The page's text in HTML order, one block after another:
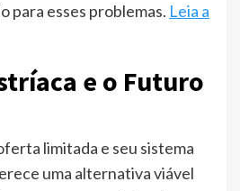
para esses problemas. Leia a
e o Futuro
limitada e seu sistema
uma alternativa viável